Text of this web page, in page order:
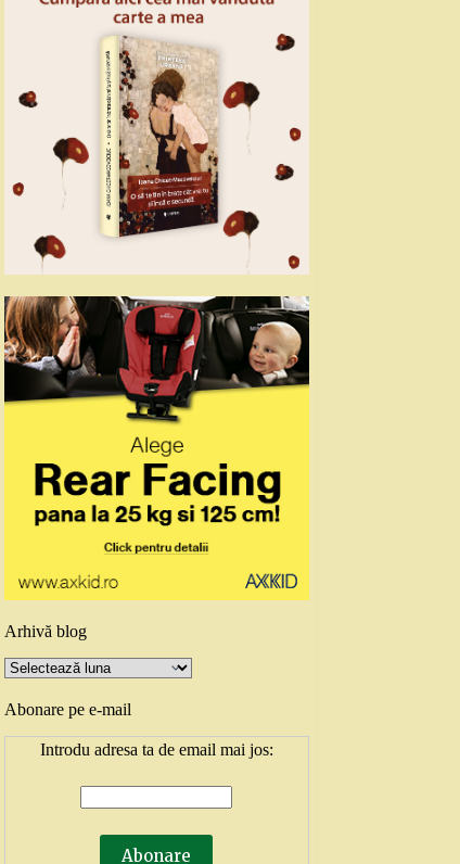
Arhivă blog
Arhivă
blog
Abonare pe e-mail
Introdu adresa ta de email mai jos: